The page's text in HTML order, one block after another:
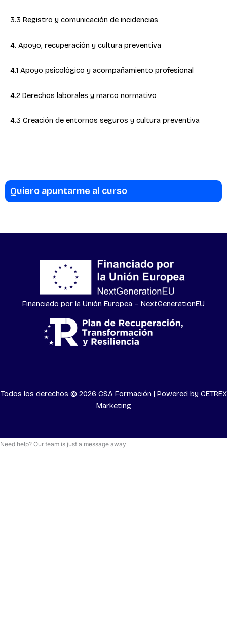
3.3 Registro y comunicación de incidencias
4. Apoyo, recuperación y cultura preventiva
4.1 Apoyo psicológico y acompañamiento profesional
4.2 Derechos laborales y marco normativo
4.3 Creación de entornos seguros y cultura preventiva
Quiero apuntarme al curso
Financiado por la Unión Europea – NextGenerationEU
Todos los derechos © 2026 CSA Formación | Powered by CETREX
Marketing
Need help? Our team is just a message away